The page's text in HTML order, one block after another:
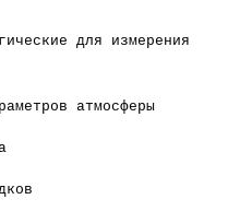
для измерения
атмосферы